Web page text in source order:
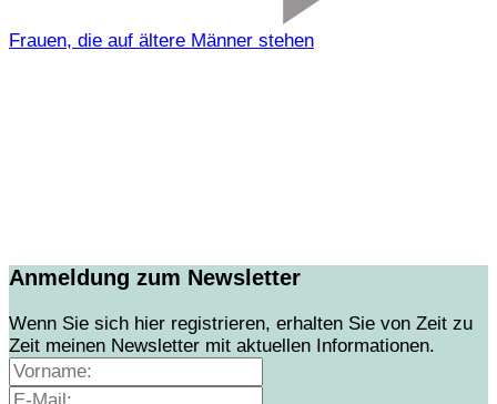
Frauen, die auf ältere Männer stehen
Anmeldung zum Newsletter
Wenn Sie sich hier registrieren, erhalten Sie von Zeit zu
Zeit meinen Newsletter mit aktuellen Informationen.